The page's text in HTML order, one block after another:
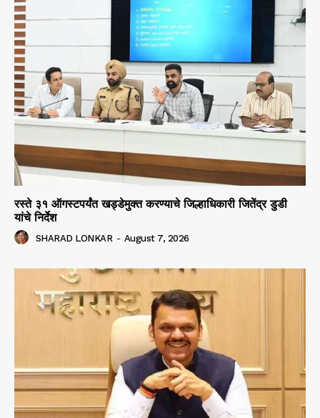
रस्ते ३१ ऑगस्टपर्यंत खड्डेमुक्त करण्याचे जिल्हाधिकारी जितेंद्र डुडी
यांचे निर्देश
SHARAD LONKAR - August 7, 2026